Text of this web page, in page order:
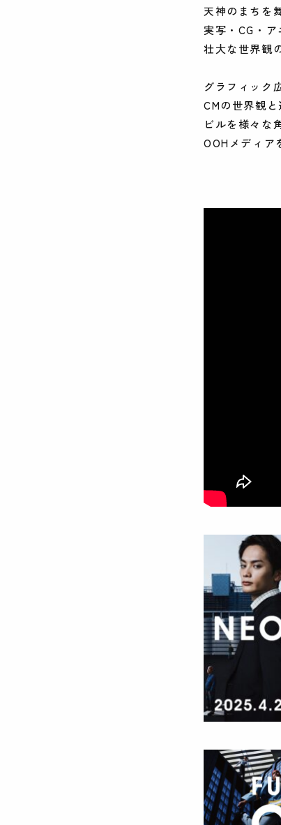
天神のまちを
実写・CG・
壮大な世界観
グラフィック
CMの世界観
ビルを様々な
OOHメディア